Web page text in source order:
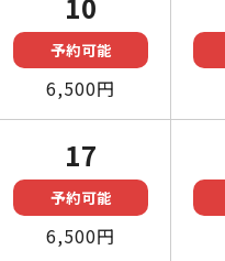
予約可能
6,500円
17
予約可能
6,500円